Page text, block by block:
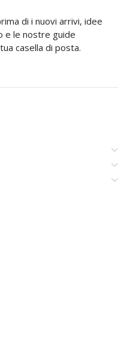
di i nuovi arrivi, idee
e le nostre guide
casella di posta.